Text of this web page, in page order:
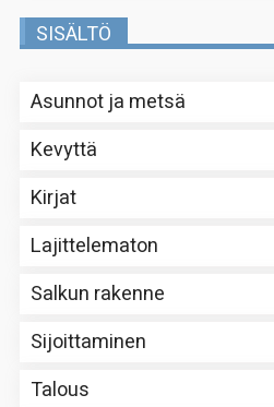
SISÄLTÖ
Asunnot ja metsä
Kevyttä
Kirjat
Lajittelematon
Salkun rakenne
Sijoittaminen
Talous